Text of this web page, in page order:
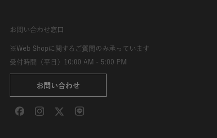
お問い合わせ窓口
※Web Shopに関するご質問のみ承っています
受付時間（平日）10:00 AM - 5:00 PM
お問い合わせ